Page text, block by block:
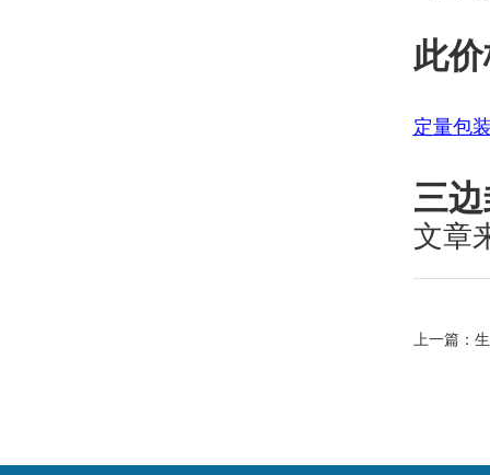
此
定量包
三
文章
上一篇：